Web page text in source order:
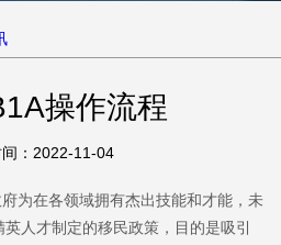
操作流程
间：2022-11-04
在各领域拥有杰出技能和才能，未
人才制定的移民政策，目的是吸引